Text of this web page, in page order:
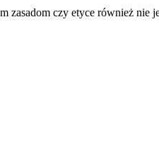
czy etyce również nie